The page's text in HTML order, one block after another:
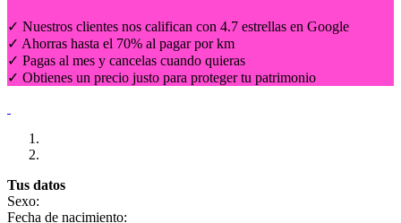
✓ Nuestros clientes nos califican con 4.7 estrellas en Google
✓ Ahorras hasta el 70% al pagar por km
✓ Pagas al mes y cancelas cuando quieras
✓ Obtienes un precio justo para proteger tu patrimonio
Tus datos
Sexo:
Fecha de nacimiento: